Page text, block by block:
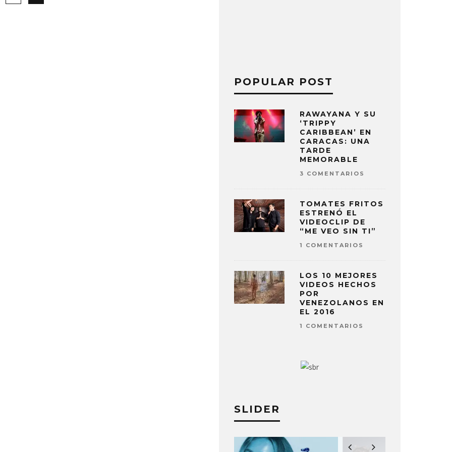
POPULAR POST
RAWAYANA Y SU
‘TRIPPY
CARIBBEAN’ EN
CARACAS: UNA
TARDE
MEMORABLE
3 COMENTARIOS
TOMATES FRITOS
ESTRENÓ EL
VIDEOCLIP DE
“ME VEO SIN TI”
1 COMENTARIOS
LOS 10 MEJORES
VIDEOS HECHOS
POR
VENEZOLANOS EN
EL 2016
1 COMENTARIOS
SLIDER